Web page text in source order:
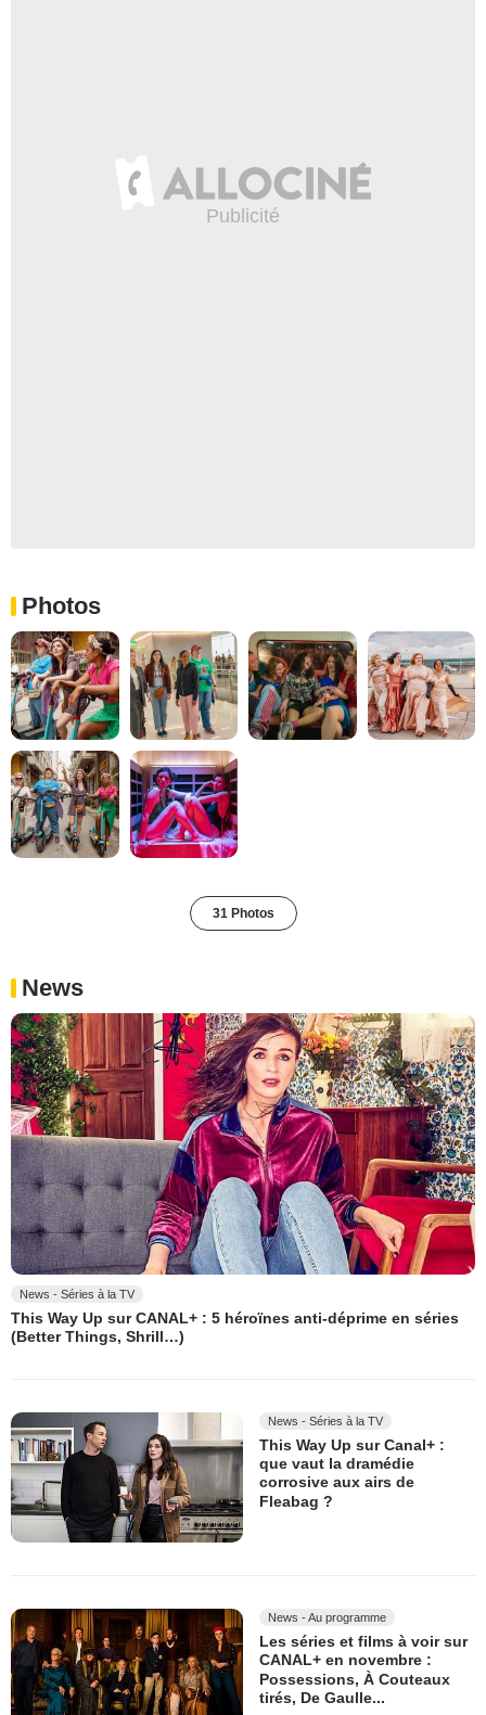
Photos
31 Photos
News
News - Séries à la TV
This Way Up sur CANAL+ : 5 héroïnes anti-déprime en séries
(Better Things, Shrill…)
News - Séries à la TV
This Way Up sur Canal+ :
que vaut la dramédie
corrosive aux airs de
Fleabag ?
News - Au programme
Les séries et films à voir sur
CANAL+ en novembre :
Possessions, À Couteaux
tirés, De Gaulle...